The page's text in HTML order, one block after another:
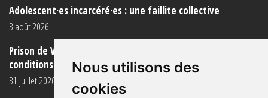
Nous utilisons des
cookies
Adolescent·es incarcéré·es : une faillite collective
3 août 2026
Prison de Vendin-le-Vieil : témoignage de familles sur les
conditions (...)
31 juillet 2026